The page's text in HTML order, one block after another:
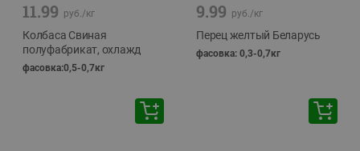
11.99 руб./кг
Колбаса Свиная
полуфабрикат, охлажд
фасовка:0,5-0,7кг
9.99 руб./кг
Перец желтый Беларусь
фасовка: 0,3-0,7кг